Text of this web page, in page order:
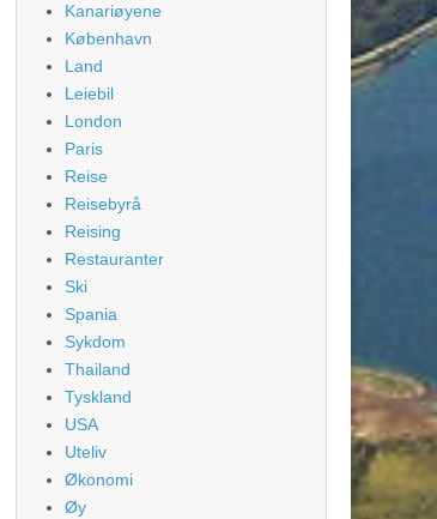
Kanariøyene
København
Land
Leiebil
London
Paris
Reise
Reisebyrå
Reising
Restauranter
Ski
Spania
Sykdom
Thailand
Tyskland
USA
Uteliv
Økonomi
Øy